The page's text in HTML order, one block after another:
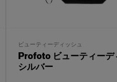
ビューティーディッシュ
Profoto ビューティーデ
シルバー